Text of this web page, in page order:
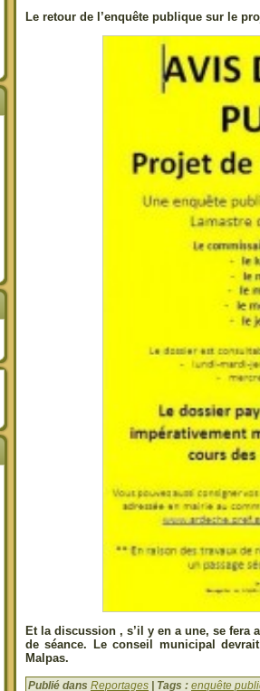
Le retour de l’enquête publique sur le
Et la discussion , s’il y en a une, se
de séance. Le conseil municipal
Malpas.
Publié dans Reportages | Tags : enquête